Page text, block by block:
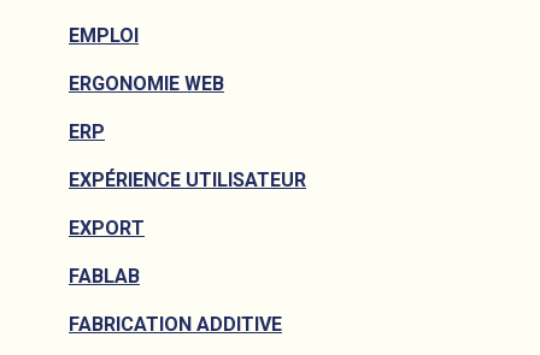
EMPLOI
ERGONOMIE WEB
ERP
EXPÉRIENCE UTILISATEUR
EXPORT
FABLAB
FABRICATION ADDITIVE